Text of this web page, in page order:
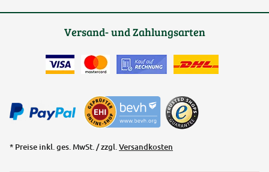
Versand- und Zahlungsarten
* Preise inkl. ges. MwSt. / zzgl. Versandkosten